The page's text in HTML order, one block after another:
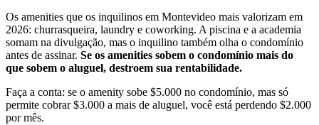
Os amenities que os inquilinos em Montevideo mais valorizam em
2026: churrasqueira, laundry e coworking. A piscina e a academia
somam na divulgação, mas o inquilino também olha o condomínio
antes de assinar. Se os amenities sobem o condomínio mais do
que sobem o aluguel, destroem sua rentabilidade.
Faça a conta: se o amenity sobe $5.000 no condomínio, mas só
permite cobrar $3.000 a mais de aluguel, você está perdendo $2.000
por mês.